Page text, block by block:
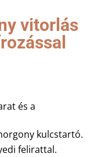
vitorlás
és a
kulcstartó.
felirattal.